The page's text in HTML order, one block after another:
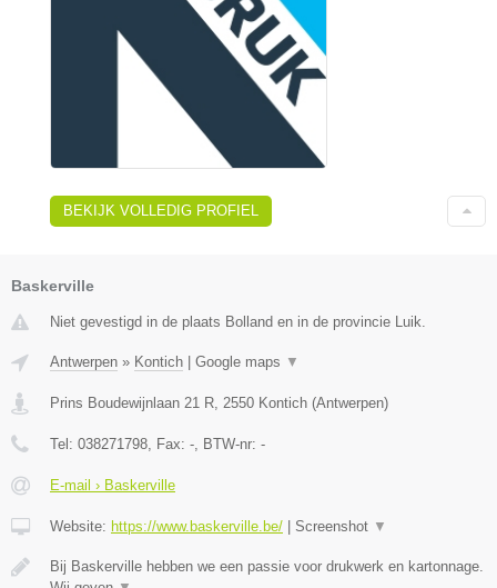
BEKIJK VOLLEDIG PROFIEL
Baskerville
Niet gevestigd in de plaats Bolland en in de provincie Luik.
Antwerpen » Kontich Google maps ▼
Prins Boudewijnlaan 21 R, 2550 Kontich (Antwerpen)
Tel: 038271798, Fax: -, BTW-nr: -
E-mail › Baskerville
Website: https://www.baskerville.be/ Screenshot ▼
Bij Baskerville hebben we een passie voor drukwerk en kartonnage.